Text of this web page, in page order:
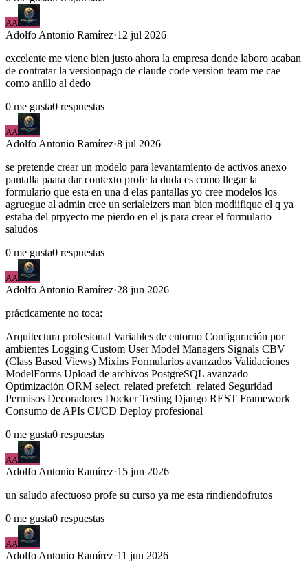
AA
Adolfo Antonio Ramírez·12 jul 2026
excelente me viene bien justo ahora la empresa donde laboro acaban
de contratar la versionpago de claude code version team me cae
como anillo al dedo
0 me gusta0 respuestas
AA
Adolfo Antonio Ramírez·8 jul 2026
se pretende crear un modelo para levantamiento de activos anexo
pantalla paara dar contexto profe la duda es como llegar la
formulario que esta en una d elas pantallas yo cree modelos los
agruegue al admin cree un serialeizers man bien modiifique el q ya
estaba del prpyecto me pierdo en el js para crear el formulario
saludos
0 me gusta0 respuestas
AA
Adolfo Antonio Ramírez·28 jun 2026
prácticamente no toca:
Arquitectura profesional Variables de entorno Configuración por
ambientes Logging Custom User Model Managers Signals CBV
(Class Based Views) Mixins Formularios avanzados Validaciones
ModelForms Upload de archivos PostgreSQL avanzado
Optimización ORM select_related prefetch_related Seguridad
Permisos Decoradores Docker Testing Django REST Framework
Consumo de APIs CI/CD Deploy profesional
0 me gusta0 respuestas
AA
Adolfo Antonio Ramírez·15 jun 2026
un saludo afectuoso profe su curso ya me esta rindiendofrutos
0 me gusta0 respuestas
AA
Adolfo Antonio Ramírez·11 jun 2026